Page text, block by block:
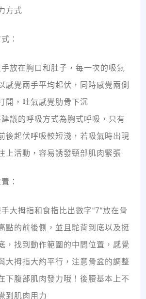
方式
：
放在胸口和肚子，每一次的吸氣
感覺兩手平均起伏，同時感覺兩側
開，吐氣感覺肋骨下沉
議的呼吸方式為胸式呼吸，只有
後起伏呼吸較短淺，若吸氣時出現
上活動，容易誘發頸部肌肉緊張
：
大拇指和食指比出數字“7“放在骨
點的前後側，並且駝背到底以及挺
，找到動作範圍的中間位置，感覺
大拇指大約平行，注意骨盆的調整
下腹部肌肉發力哦！後腰基本上不
到肌肉用力